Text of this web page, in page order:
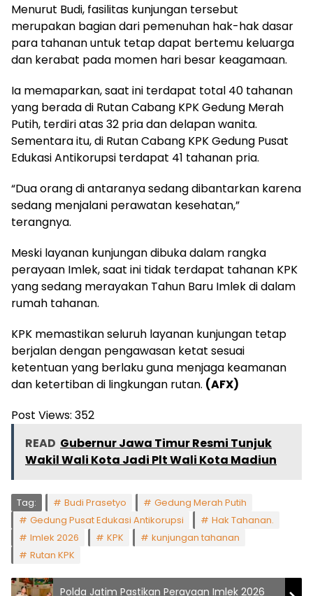
Menurut Budi, fasilitas kunjungan tersebut
merupakan bagian dari pemenuhan hak-hak dasar
para tahanan untuk tetap dapat bertemu keluarga
dan kerabat pada momen hari besar keagamaan.
Ia memaparkan, saat ini terdapat total 40 tahanan
yang berada di Rutan Cabang KPK Gedung Merah
Putih, terdiri atas 32 pria dan delapan wanita.
Sementara itu, di Rutan Cabang KPK Gedung Pusat
Edukasi Antikorupsi terdapat 41 tahanan pria.
“Dua orang di antaranya sedang dibantarkan karena
sedang menjalani perawatan kesehatan,”
terangnya.
Meski layanan kunjungan dibuka dalam rangka
perayaan Imlek, saat ini tidak terdapat tahanan KPK
yang sedang merayakan Tahun Baru Imlek di dalam
rumah tahanan.
KPK memastikan seluruh layanan kunjungan tetap
berjalan dengan pengawasan ketat sesuai
ketentuan yang berlaku guna menjaga keamanan
dan ketertiban di lingkungan rutan. (AFX)
Post Views: 352
READ Gubernur Jawa Timur Resmi Tunjuk
Wakil Wali Kota Jadi Plt Wali Kota Madiun
Tag: Budi Prasetyo
Gedung Merah Putih
Gedung Pusat Edukasi Antikorupsi
Hak Tahanan.
Imlek 2026
KPK
kunjungan tahanan
Rutan KPK
Polda Jatim Pastikan Perayaan Imlek 2026